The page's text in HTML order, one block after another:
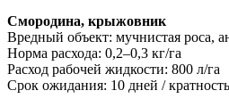
Смородина, крыжовник
Вредный объект: мучнистая роса,
Норма расхода: 0,2–0,3 кг/га
Расход рабочей жидкости: 800 л/га
Срок ожидания: 10 дней /